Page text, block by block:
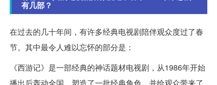
有几部？
在过去的几十年间，有许多经典电视剧陪伴观众度过了春
节。其中最令人难以忘怀的部分是：
《西游记》是一部经典的神话题材电视剧，从1986年开始